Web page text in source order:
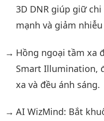
3D DNR giúp giữ
mạnh và giảm
Hồng ngoại tầm xa
Smart Illumination,
xa và đều ánh sáng.
AI WizMind: Bắt